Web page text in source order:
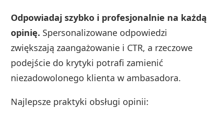
Odpowiadaj szybko i profesjonalnie na każdą
opinię. Spersonalizowane odpowiedzi
zwiększają zaangażowanie i CTR, a rzeczowe
podejście do krytyki potrafi zamienić
niezadowolonego klienta w ambasadora.
Najlepsze praktyki obsługi opinii: